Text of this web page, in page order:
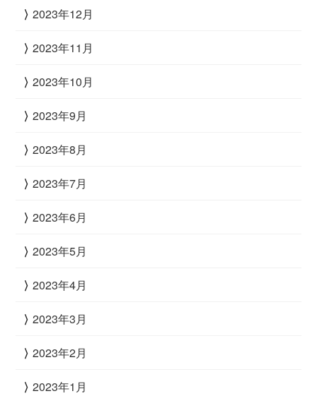
2023年12月
2023年11月
2023年10月
2023年9月
2023年8月
2023年7月
2023年6月
2023年5月
2023年4月
2023年3月
2023年2月
2023年1月